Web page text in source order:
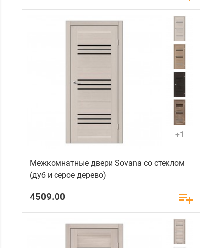
+1
Межкомнатные двери Sovana со стеклом
(дуб и серое дерево)
4509.00